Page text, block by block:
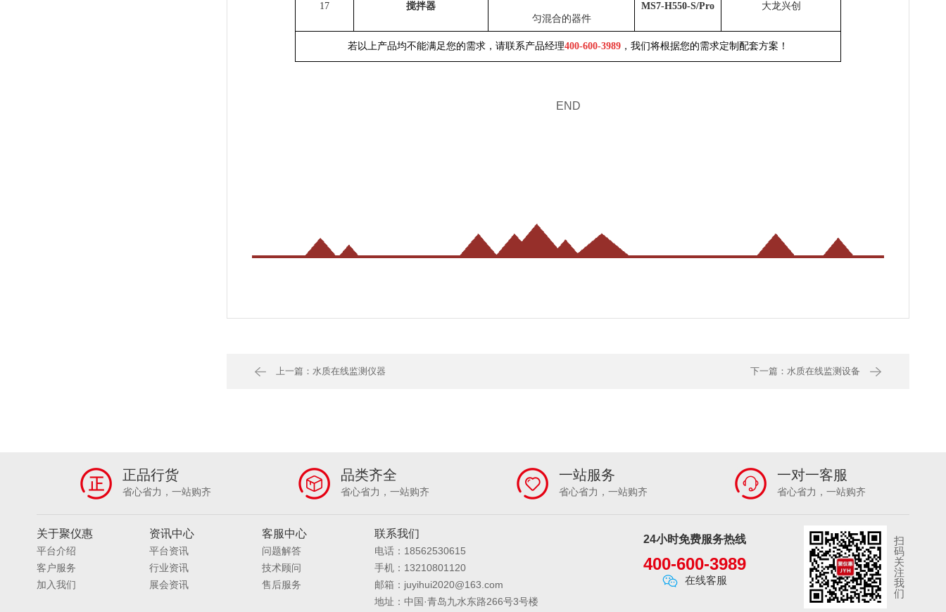
17 搅拌器
匀混合的器件
MS7-H550-S/Pro 大龙兴创
若以上产品均不能满足您的需求，请联系产品经理400-600-3989 ，我们将根据您的需求定制配套方案！
END
上一篇：水质在线监测仪器 下一篇：水质在线监测设备
正品行货
省心省力，一站购齐
品类齐全
省心省力，一站购齐
一站服务
省心省力，一站购齐
一对一客服
省心省力，一站购齐
关于聚仪惠
平台介绍
客户服务
加入我们
资讯中心
平台资讯
行业资讯
展会资讯
客服中心
问题解答
技术顾问
售后服务
联系我们
电话：18562530615
手机：13210801120
邮箱：juyihui2020@163.com
地址：中国·青岛九水东路266号3号楼
24小时免费服务热线
400-600-3989
在线客服
扫
码
关
注
我
们